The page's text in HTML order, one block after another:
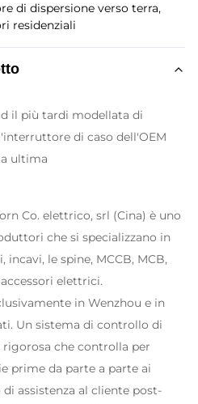
di dispersione verso terra,
residenziali
il più tardi modellata di
di caso dell'OEM
ultima
Co. elettrico, srl (Cina) è uno
che si specializzano in
le spine, MCCB, MCB,
elettrici.
in Wenzhou e in
Un sistema di controllo di
che controlla per
prime da parte a parte ai
assistenza al cliente post-